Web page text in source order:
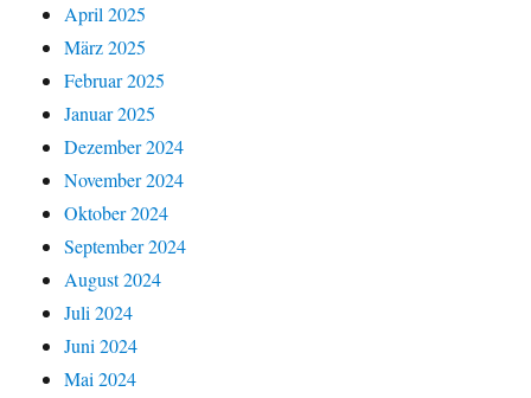
April 2025
März 2025
Februar 2025
Januar 2025
Dezember 2024
November 2024
Oktober 2024
September 2024
August 2024
Juli 2024
Juni 2024
Mai 2024